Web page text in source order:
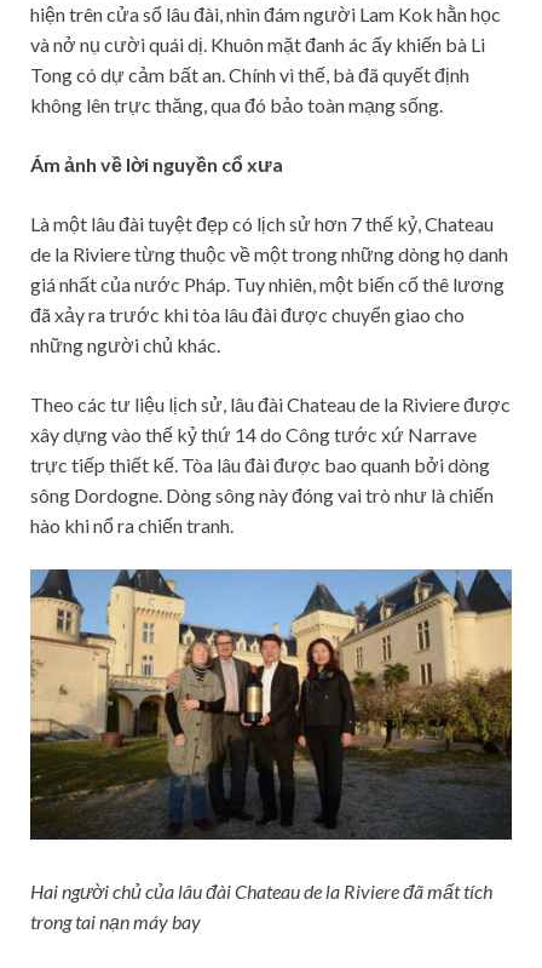
hiện trên cửa sổ lâu đài, nhìn đám người Lam Kok hằn học
và nở nụ cười quái dị. Khuôn mặt đanh ác ấy khiến bà Li
Tong có dự cảm bất an. Chính vì thế, bà đã quyết định
không lên trực thăng, qua đó bảo toàn mạng sống.
Ám ảnh về lời nguyền cổ xưa
Là một lâu đài tuyệt đẹp có lịch sử hơn 7 thế kỷ, Chateau
de la Riviere từng thuộc về một trong những dòng họ danh
giá nhất của nước Pháp. Tuy nhiên, một biến cố thê lương
đã xảy ra trước khi tòa lâu đài được chuyển giao cho
những người chủ khác.
Theo các tư liệu lịch sử, lâu đài Chateau de la Riviere được
xây dựng vào thế kỷ thứ 14 do Công tước xứ Narrave
trực tiếp thiết kế. Tòa lâu đài được bao quanh bởi dòng
sông Dordogne. Dòng sông này đóng vai trò như là chiến
hào khi nổ ra chiến tranh.
Hai người chủ của lâu đài Chateau de la Riviere đã mất tích
trong tai nạn máy bay